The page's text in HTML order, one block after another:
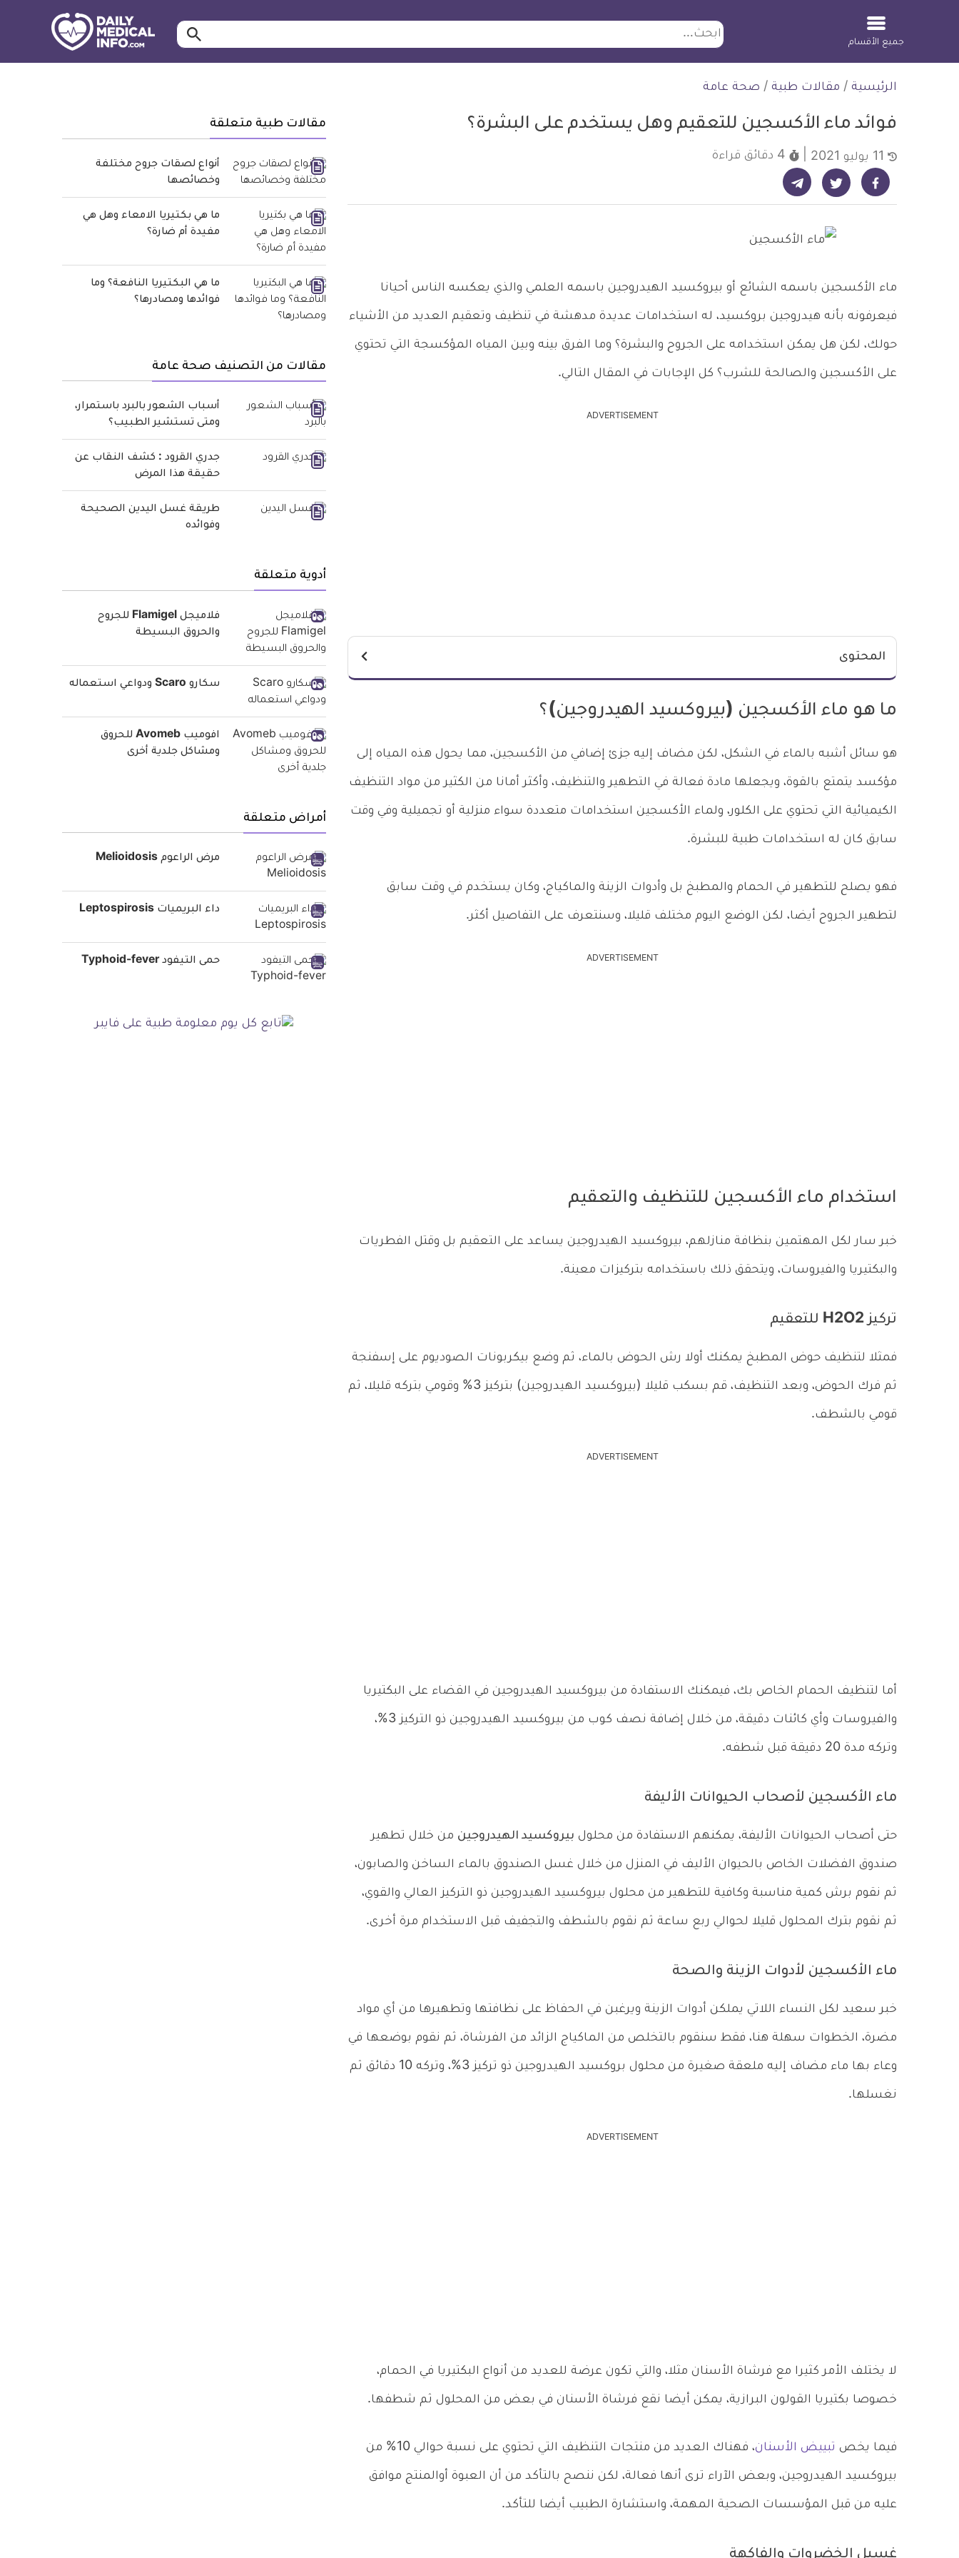
ابحث ابحث…
جميع الأقسام
الرئيسية / مقالات طبية / صحة عامة
فوائد ماء الأكسجين للتعقيم وهل يستخدم على البشرة؟
4 دقائق قراءة
شارك على فيسبوك - ديلي ميديكال انفو شارك على تويتر - ديلي ميديكال انفو شارك على تيليجرام - ديلي ميديكال انفو
ماء الأكسجين باسمه الشائع أو بيروكسيد الهيدروجين باسمه العلمي والذي يعكسه الناس أحيانا
فيعرفونه بأنه هيدروجين بروكسيد، له استخدامات عديدة مدهشة في تنظيف وتعقيم العديد من الأشياء
حولك، لكن هل يمكن استخدامه على الجروح والبشرة؟ وما الفرق بينه وبين المياه المؤكسجة التي تحتوي
على الأكسجين والصالحة للشرب؟ كل الإجابات في المقال التالي.
ADVERTISEMENT
المحتوى
ما هو ماء الأكسجين (بيروكسيد الهيدروجين)؟
هو سائل أشبه بالماء في الشكل، لكن مضاف إليه جزئ إضافي من الأكسجين، مما يحول هذه المياه إلى
مؤكسد يتمتع بالقوة، ويجعلها مادة فعالة في التطهير والتنظيف، وأكثر أمانا من الكثير من مواد التنظيف
الكيميائية التي تحتوي على الكلور، ولماء الأكسجين استخدامات متعددة سواء منزلية أو تجميلية وفي وقت
سابق كان له استخدامات طبية للبشرة.
فهو يصلح للتطهير في الحمام والمطبخ بل وأدوات الزينة والماكياج، وكان يستخدم في وقت سابق
لتطهير الجروح أيضا، لكن الوضع اليوم مختلف قليلا، وسنتعرف على التفاصيل أكثر.
ADVERTISEMENT
استخدام ماء الأكسجين للتنظيف والتعقيم
خبر سار لكل المهتمين بنظافة منازلهم، بيروكسيد الهيدروجين يساعد على التعقيم بل وقتل الفطريات
والبكتيريا والفيروسات، ويتحقق ذلك باستخدامه بتركيزات معينة.
تركيز H2O2 للتعقيم
فمثلا لتنظيف حوض المطبخ يمكنك أولا رش الحوض بالماء، ثم وضع بيكربونات الصوديوم على إسفنجة
ثم فرك الحوض، وبعد التنظيف، قم بسكب قليلا (بيروكسيد الهيدروجين) بتركيز 3% وقومي بتركه قليلا، ثم
قومي بالشطف.
ADVERTISEMENT
أما لتنظيف الحمام الخاص بك، فيمكنك الاستفادة من بيروكسيد الهيدروجين في القضاء على البكتيريا
والفيروسات وأي كائنات دقيقة، من خلال إضافة نصف كوب من بيروكسيد الهيدروجين ذو التركيز 3%،
وتركه مدة 20 دقيقة قبل شطفه.
ماء الأكسجين لأصحاب الحيوانات الأليفة
حتى أصحاب الحيوانات الأليفة، يمكنهم الاستفادة من محلول بيروكسيد الهيدروجين من خلال تطهير
صندوق الفضلات الخاص بالحيوان الأليف في المنزل من خلال غسل الصندوق بالماء الساخن والصابون،
ثم نقوم برش كمية مناسبة وكافية للتطهير من محلول بيروكسيد الهيدروجين ذو التركيز العالي والقوي،
ثم نقوم بترك المحلول قليلا لحوالي ربع ساعة ثم نقوم بالشطف والتجفيف قبل الاستخدام مرة أخرى.
ماء الأكسجين لأدوات الزينة والصحة
خبر سعيد لكل النساء اللاتي يملكن أدوات الزينة ويرغبن في الحفاظ على نظافتها وتطهيرها من أي مواد
مضرة، الخطوات سهلة هنا، فقط سنقوم بالتخلص من الماكياج الزائد من الفرشاة، ثم نقوم بوضعها في
وعاء بها ماء مضاف إليه ملعقة صغيرة من محلول بروكسيد الهيدروجين ذو تركيز 3%، وتركه 10 دقائق ثم
نغسلها.
ADVERTISEMENT
لا يختلف الأمر كثيرا مع فرشاة الأسنان مثلا، والتي تكون عرضة للعديد من أنواع البكتيريا في الحمام،
خصوصا بكتيريا القولون البرازية، يمكن أيضا نقع فرشاة الأسنان في بعض من المحلول ثم شطفها.
فيما يخص تبييض الأسنان ، فهناك العديد من منتجات التنظيف التي تحتوي على نسبة حوالي 10% من
بيروكسيد الهيدروجين، وبعض الآراء ترى أنها فعالة، لكن ننصح بالتأكد من أن العبوة أوالمنتج موافق
عليه من قبل المؤسسات الصحية المهمة، واستشارة الطبيب أيضا للتأكد.
غسيل الخضروات والفاكهة
مقالات طبية متعلقة
أنواع لصقات جروح مختلفة
وخصائصها
ما هي بكتيريا الامعاء وهل هي
مفيدة أم ضارة؟
ما هي البكتيريا النافعة؟ وما
فوائدها ومصادرها؟
مقالات من التصنيف صحة عامة
أسباب الشعور بالبرد باستمرار،
ومتى تستشير الطبيب؟
جدري القرود : كشف النقاب عن
حقيقة هذا المرض
طريقة غسل اليدين الصحيحة
وفوائده
أدوية متعلقة
فلاميجل Flamigel للجروح
والحروق البسيطة
سكارو Scaro ودواعي استعماله
افوميب Avomeb للحروق
ومشاكل جلدية أخرى
أمراض متعلقة
مرض الراعوم Melioidosis
داء البريميات Leptospirosis
حمى التيفود Typhoid-fever